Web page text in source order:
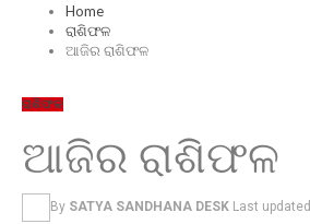
Home
ରାଶିଫଳ
ଆଜିର ରାଶିଫଳ
ରାଶିଫଳ
ଆଜିର ରାଶିଫଳ
By SATYA SANDHANA DESK Last updated